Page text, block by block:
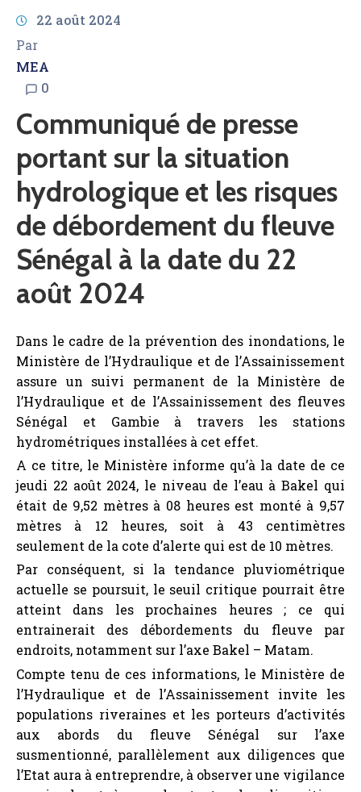
22 août 2024
Par
MEA
0
Communiqué de presse
portant sur la situation
hydrologique et les risques
de débordement du fleuve
Sénégal à la date du 22
août 2024
Dans le cadre de la prévention des inondations, le
Ministère de l’Hydraulique et de l’Assainissement
assure un suivi permanent de la Ministère de
l’Hydraulique et de l’Assainissement des fleuves
Sénégal et Gambie à travers les stations
hydrométriques installées à cet effet.
A ce titre, le Ministère informe qu’à la date de ce
jeudi 22 août 2024, le niveau de l’eau à Bakel qui
était de 9,52 mètres à 08 heures est monté à 9,57
mètres à 12 heures, soit à 43 centimètres
seulement de la cote d’alerte qui est de 10 mètres.
Par conséquent, si la tendance pluviométrique
actuelle se poursuit, le seuil critique pourrait être
atteint dans les prochaines heures ; ce qui
entrainerait des débordements du fleuve par
endroits, notamment sur l’axe Bakel – Matam.
Compte tenu de ces informations, le Ministère de
l’Hydraulique et de l’Assainissement invite les
populations riveraines et les porteurs d’activités
aux abords du fleuve Sénégal sur l’axe
susmentionné, parallèlement aux diligences que
l’Etat aura à entreprendre, à observer une vigilance